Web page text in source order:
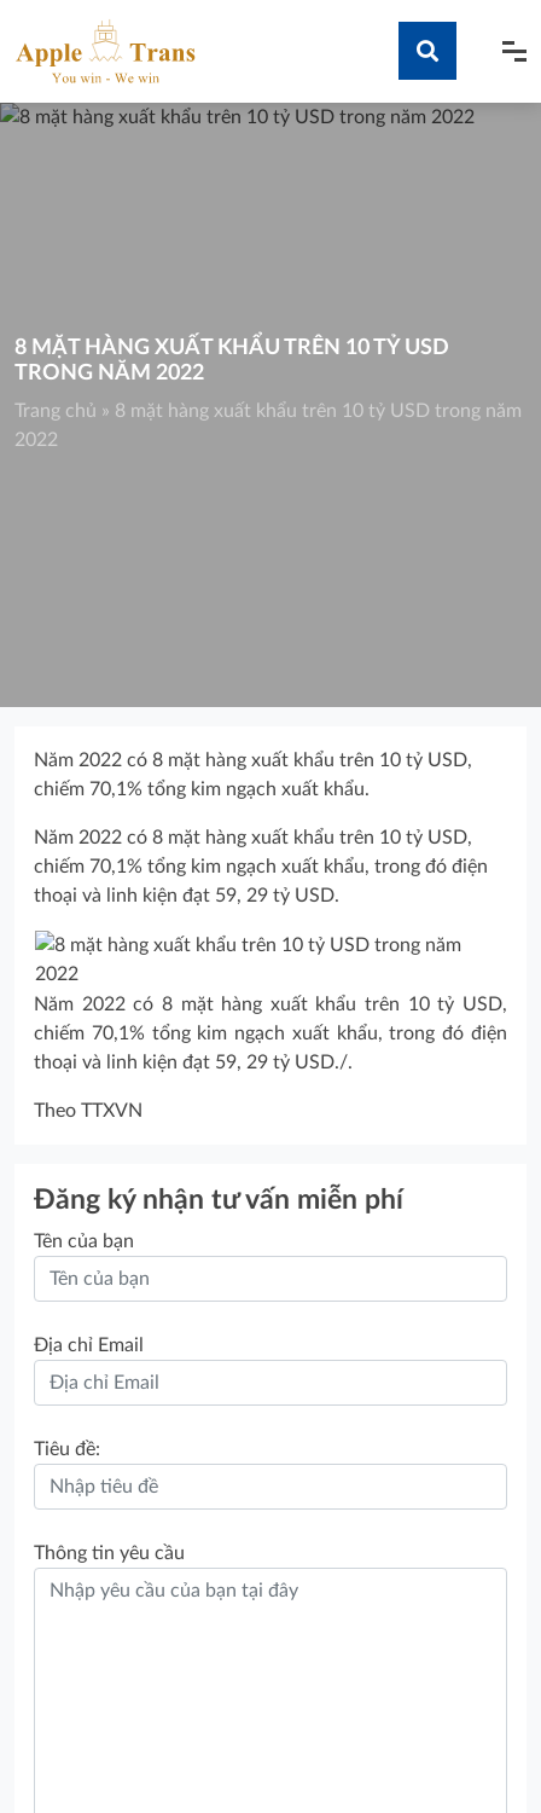
content
Tìm kiếm
8 MẶT HÀNG XUẤT KHẨU TRÊN 10 TỶ USD
TRONG NĂM 2022
Trang chủ » 8 mặt hàng xuất khẩu trên 10 tỷ USD trong năm
2022
Năm 2022 có 8 mặt hàng xuất khẩu trên 10 tỷ USD,
chiếm 70,1% tổng kim ngạch xuất khẩu.
Năm 2022 có 8 mặt hàng xuất khẩu trên 10 tỷ USD,
chiếm 70,1% tổng kim ngạch xuất khẩu, trong đó điện
thoại và linh kiện đạt 59, 29 tỷ USD.
Năm 2022 có 8 mặt hàng xuất khẩu trên 10 tỷ USD,
chiếm 70,1% tổng kim ngạch xuất khẩu, trong đó điện
thoại và linh kiện đạt 59, 29 tỷ USD./.
Theo TTXVN
Đăng ký nhận tư vấn miễn phí
Tên của bạn
Địa chỉ Email
Tiêu đề:
Thông tin yêu cầu